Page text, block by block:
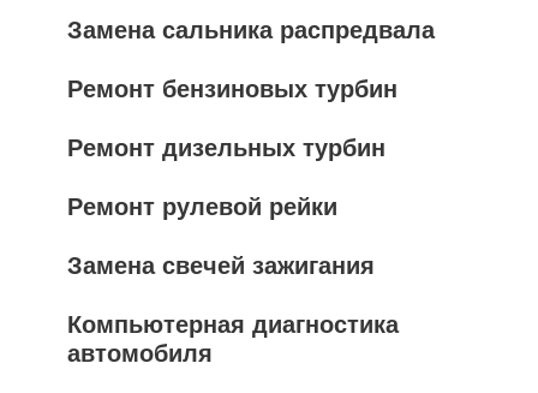
Замена сальника распредвала
Ремонт бензиновых турбин
Ремонт дизельных турбин
Ремонт рулевой рейки
Замена свечей зажигания
Компьютерная диагностика
автомобиля